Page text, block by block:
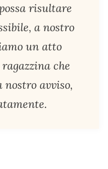
risultare
a nostro
un atto
che
nostro avviso,